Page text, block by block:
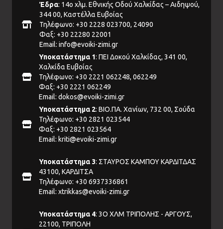
Έδρα: 14ο χλμ. Εθνικής Οδού Χαλκίδας – Αιδηψού,
344 00, Καστέλλα Ευβοίας
Τηλέφωνο: +30 2228 023700, 24090
Φαξ: +30 22280 22001
Email: info@evoiki-zimi.gr
Υποκατάστημα 1: ΠΕΙ Δοκού Χαλκίδας, 341 00,
Χαλκίδα Ευβοίας
Τηλέφωνο: +30 2221 062248, 062249
Φαξ: +30 2221 062249
Email: dokos@evoiki-zimi.gr
Υποκατάστημα 2: ΒΙΟ.ΠΑ. Χανίων, 732 00, Σούδα
Τηλέφωνο: +30 2821 023544
Φαξ: +30 2821 023564
Email: kriti@evoiki-zimi.gr
Υποκατάστημα 3: ΣΤΑΥΡΟΣ ΚΑΜΠΟΥ ΚΑΡΔΙΤΔΑΣ
43100, ΚΑΡΔΙΤΣΑ
Τηλέφωνο: +30 6937336861
Email: xtrikkas@evoiki-zimi.gr
Υποκατάστημα 4: 3Ο ΧΛΜ ΤΡΙΠΟΛΗΣ - ΑΡΓΟΥΣ,
22100, ΤΡΙΠΟΛΗ